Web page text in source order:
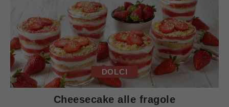
DOLCI
Cheesecake alle fragole